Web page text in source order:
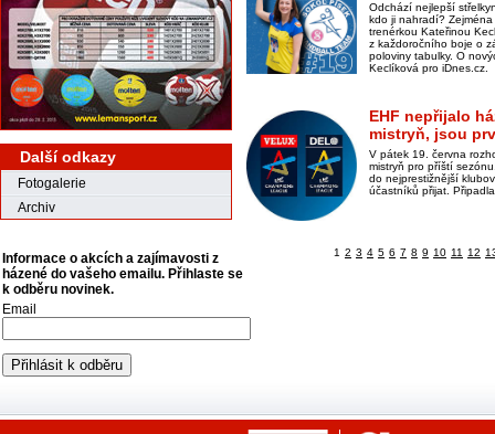
Další odkazy
Fotogalerie
Archiv
Informace o akcích a zajímavosti z
házené do vašeho emailu. Přihlaste se
k odběru novinek.
Email
Odchází nejlepší
kdo ji nahradí?
trenérkou Kateřinou
z každoročního boje o
poloviny tabulky. O
Keclíková pro iDnes.cz.
EHF nepřijalo
mistryň, jsou
V pátek 19. června
mistryň pro příští
do nejprestižnější
účastníků přijat.
1 2 3 4 5 6 7 8 9 10 11 12